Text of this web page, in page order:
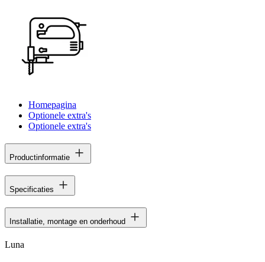
Homepagina
Optionele extra's
Optionele extra's
Productinformatie
Specificaties
Installatie, montage en onderhoud
Luna